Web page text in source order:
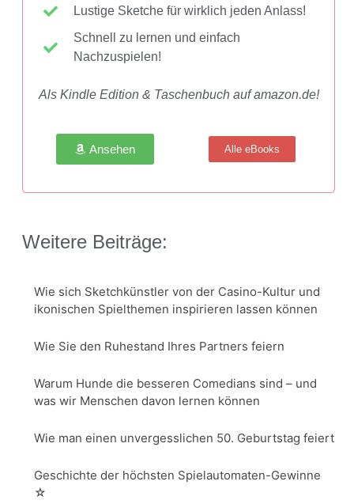
Lustige Sketche für wirklich jeden Anlass!
Schnell zu lernen und einfach
Nachzuspielen!
Als Kindle Edition & Taschenbuch auf amazon.de!
Ansehen Alle eBooks
Weitere Beiträge:
Wie sich Sketchkünstler von der Casino-Kultur und
ikonischen Spielthemen inspirieren lassen können
Wie Sie den Ruhestand Ihres Partners feiern
Warum Hunde die besseren Comedians sind – und
was wir Menschen davon lernen können
Wie man einen unvergesslichen 50. Geburtstag feiert
​​Geschichte der höchsten Spielautomaten-Gewinne
☆